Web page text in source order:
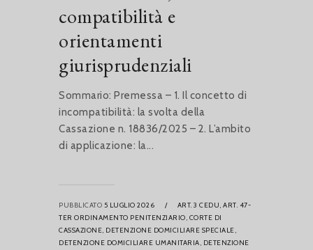
compatibilità e
orientamenti
giurisprudenziali
Sommario: Premessa – 1. Il concetto di
incompatibilità: la svolta della
Cassazione n. 18836/2025 – 2. L’ambito
di applicazione: la...
PUBBLICATO 5 LUGLIO 2026 / ART. 3 CEDU, ART. 47-
TER ORDINAMENTO PENITENZIARIO, CORTE DI
CASSAZIONE, DETENZIONE DOMICILIARE SPECIALE,
DETENZIONE DOMICILIARE UMANITARIA, DETENZIONE